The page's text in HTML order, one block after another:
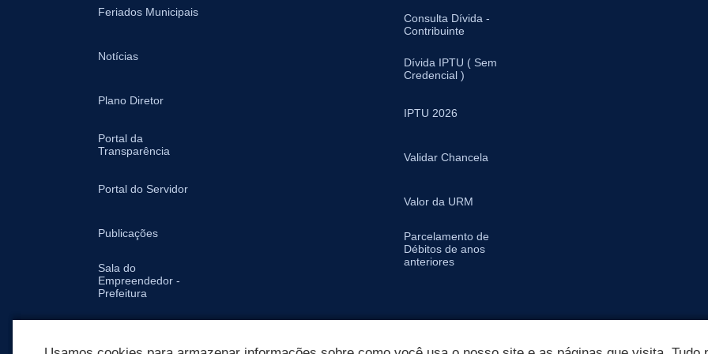
Feriados Municipais
Notícias
Plano Diretor
Portal da
Transparência
Portal do Servidor
Publicações
Sala do
Empreendedor -
Prefeitura
Consulta Dívida -
Contribuinte
Dívida IPTU ( Sem
Credencial )
IPTU 2026
Validar Chancela
Valor da URM
Parcelamento de
Débitos de anos
anteriores